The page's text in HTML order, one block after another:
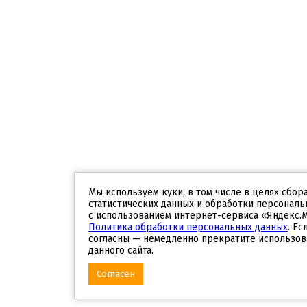
Мы используем куки, в том числе в целях
статистических данных и обработки
с использованием интернет-сервиса
Политика обработки персональных данных.
согласны — немедленно прекратите
данного сайта.
Согласен